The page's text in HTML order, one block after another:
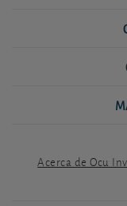
Acerca de Ocu